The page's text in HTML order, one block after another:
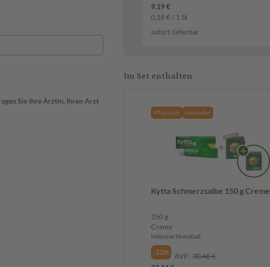
bis die Beschwerden
Sie Ihre Ärztin, Ihren Arzt
9,19 €
0,18 € / 1 St
sofort lieferbar
Im Set enthalten
Pflanzlich Bestseller
Kytta Schmerzsalbe 150 g Creme
150 g
Creme
inklusive Stressball
-23% AVP: 30,48 €